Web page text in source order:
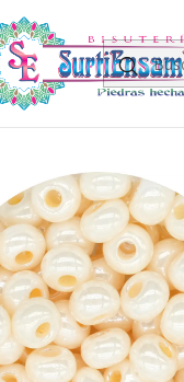
CHECA
10/0 (2MM) BEIS
X 20 GRAMOS (2020